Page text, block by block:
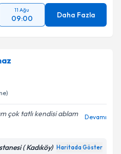
11 Ağu
09:00 Daha Fazla
çok tatlı kendisi ablam
Devamı
( Kadıköy) Haritada Göster